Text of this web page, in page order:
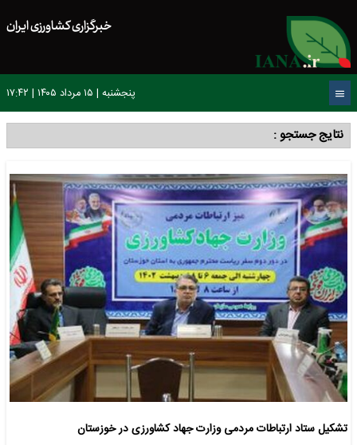
خبرگزاری کشاورزی ایران
پنجشنبه | ۱۵ مرداد ۱۴۰۵ | ۱۷:۴۲
نتایج جستجو :
تشکیل ستاد ارتباطات مردمی وزارت جهاد کشاورزی در خوزستان